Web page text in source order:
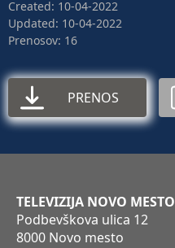
Created: 10-04-2022
Updated: 10-04-2022
Prenosov: 16
PRENOS
TELEVIZIJA NOVO
Podbevškova ulica 12
8000 Novo mesto